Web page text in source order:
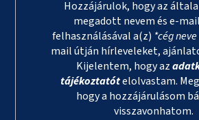
Hozzájárulok, hogy az
megadott nevem és e-
felhasználásával a(z) *cég neve
mail útján hírleveleket,
Kijelentem, hogy az
tájékoztatótelolvastam.
hogy a hozzájárulásom
visszavonhatom.